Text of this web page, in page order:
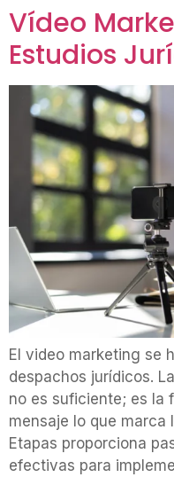
Vídeo
Estudios
El video marketing se
despachos jurídicos.
no es suficiente; es la
mensaje lo que marca
Etapas proporciona
efectivas para